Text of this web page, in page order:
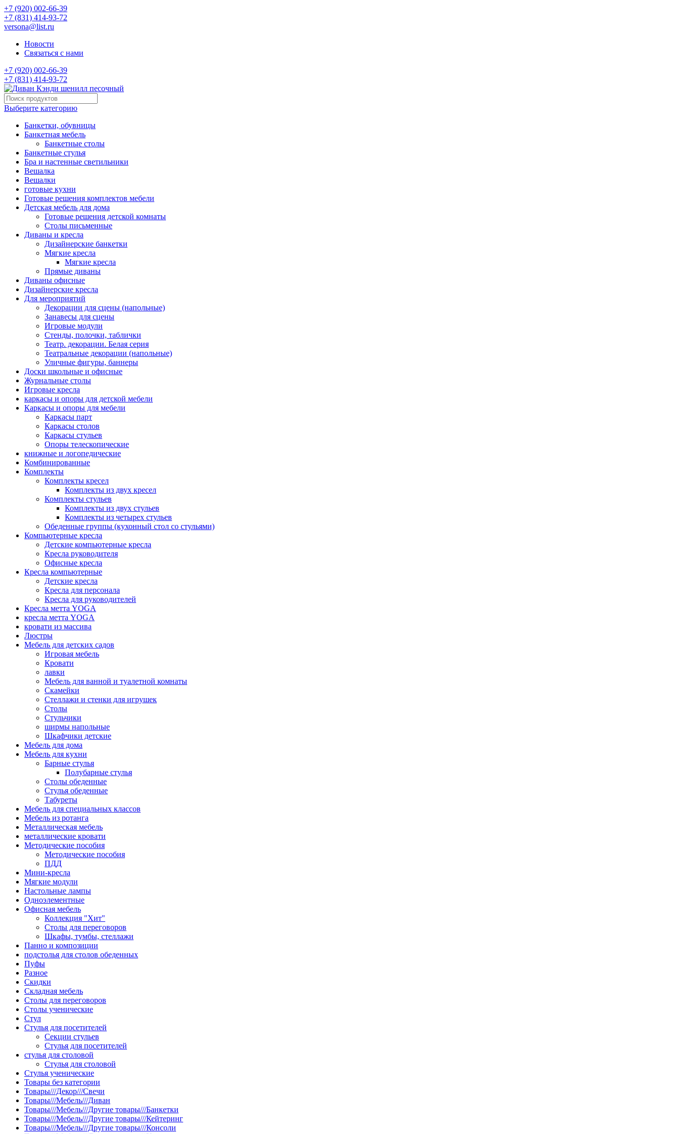
+7 (920) 002-66-39
+7 (831) 414-93-72
versona@list.ru
Новости
Связаться с нами
+7 (920) 002-66-39
+7 (831) 414-93-72
Выберите категорию
Банкетки, обувницы
Банкетная мебель
Банкетные столы
Банкетные стулья
Бра и настенные светильники
Вешалка
Вешалки
готовые кухни
Готовые решения комплектов мебели
Детская мебель для дома
Готовые решения детской комнаты
Столы письменные
Диваны и кресла
Дизайнерские банкетки
Мягкие кресла
Мягкие кресла
Прямые диваны
Диваны офисные
Дизайнерские кресла
Для мероприятий
Декорации для сцены (напольные)
Занавесы для сцены
Игровые модули
Стенды, полочки, таблички
Театр. декорации. Белая серия
Театральные декорации (напольные)
Уличные фигуры, баннеры
Доски школьные и офисные
Журнальные столы
Игровые кресла
каркасы и опоры для детской мебели
Каркасы и опоры для мебели
Каркасы парт
Каркасы столов
Каркасы стульев
Опоры телескопические
книжные и логопедические
Комбинированные
Комплекты
Комплекты кресел
Комплекты из двух кресел
Комплекты стульев
Комплекты из двух стульев
Комплекты из четырех стульев
Обеденные группы (кухонный стол со стульями)
Компьютерные кресла
Детские компьютерные кресла
Кресла руководителя
Офисные кресла
Кресла компьютерные
Детские кресла
Кресла для персонала
Кресла для руководителей
Кресла метта YOGA
кресла метта YOGA
кровати из массива
Люстры
Мебель для детских садов
Игровая мебель
Кровати
лавки
Мебель для ванной и туалетной комнаты
Скамейки
Стеллажи и стенки для игрушек
Столы
Стульчики
ширмы напольные
Шкафчики детские
Мебель для дома
Мебель для кухни
Барные стулья
Полубарные стулья
Столы обеденные
Стулья обеденные
Табуреты
Мебель для специальных классов
Мебель из ротанга
Металлическая мебель
металлические кровати
Методические пособия
Методические пособия
ПДД
Мини-кресла
Мягкие модули
Настольные лампы
Одноэлементные
Офисная мебель
Коллекция "Хит"
Столы для переговоров
Шкафы, тумбы, стеллажи
Панно и композиции
подстолья для столов обеденных
Пуфы
Разное
Скидки
Складная мебель
Столы для переговоров
Столы ученические
Стул
Стулья для посетителей
Секции стульев
Стулья для посетителей
стулья для столовой
Стулья для столовой
Стулья ученические
Товары без категории
Товары///Декор///Свечи
Товары///Мебель///Диван
Товары///Мебель///Другие товары///Банкетки
Товары///Мебель///Другие товары///Кейтеринг
Товары///Мебель///Другие товары///Консоли